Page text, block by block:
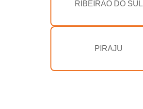
RIBEIRÃO DO SUL
PIRAJU